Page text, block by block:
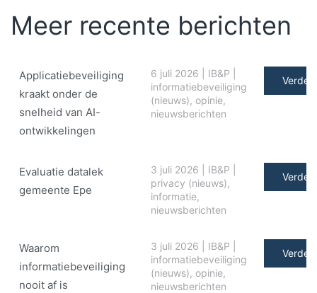
Meer recente berichten
Applicatiebeveiliging
kraakt onder de
snelheid van AI-
ontwikkelingen
6 juli 2026 IB&P
informatiebeveiliging
(nieuws), opinie,
nieuwsberichten
Verder
Evaluatie datalek
gemeente Epe
3 juli 2026 IB&P
privacy (nieuws),
informatie,
nieuwsberichten
Verder
Waarom
informatiebeveiliging
nooit af is
3 juli 2026 IB&P
informatiebeveiliging
(nieuws), opinie,
nieuwsberichten
Verder